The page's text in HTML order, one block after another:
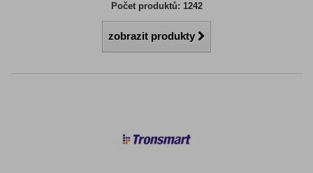
Počet produktů: 1242
zobrazit produkty